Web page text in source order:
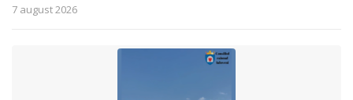
7 august 2026